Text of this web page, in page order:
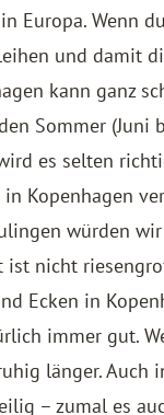
Europa. Wenn
und damit
kann ganz
Sommer
es selten
Kopenhagen
würden
ist nicht
Ecken in
immer gut.
länger. Auch
– zumal es